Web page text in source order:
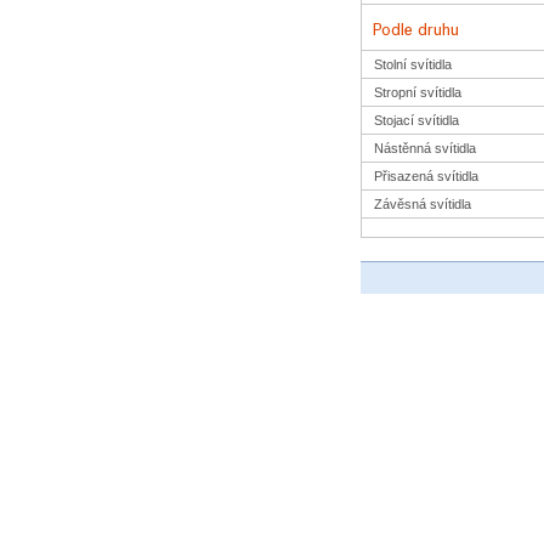
Stolní svítidla
Stropní svítidla
Stojací svítidla
Nástěnná svítidla
Přisazená svítidla
Závěsná svítidla